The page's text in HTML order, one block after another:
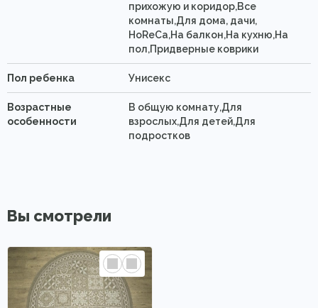
прихожую и коридор,Все
комнаты,Для дома, дачи,
HoReCa,На балкон,На кухню,На
пол,Придверные коврики
Пол ребенка Унисекс
Возрастные
особенности
В общую комнату,Для
взрослых,Для детей,Для
подростков
Вы смотрели